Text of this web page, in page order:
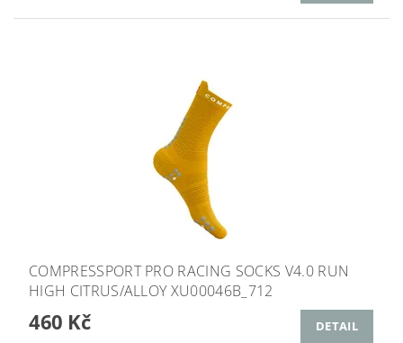
COMPRESSPORT PRO RACING SOCKS V4.0 RUN
HIGH CITRUS/ALLOY XU00046B_712
460 Kč DETAIL